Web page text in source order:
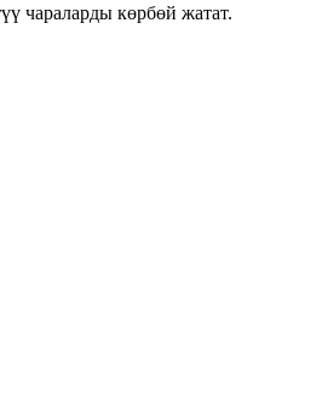
чараларды көрбөй жатат.